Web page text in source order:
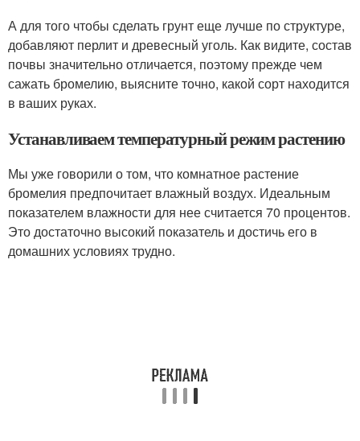
А для того чтобы сделать грунт еще лучше по структуре,
добавляют перлит и древесный уголь. Как видите, состав
почвы значительно отличается, поэтому прежде чем
сажать бромелию, выясните точно, какой сорт находится
в ваших руках.
Устанавливаем температурный режим растению
Мы уже говорили о том, что комнатное растение
бромелия предпочитает влажный воздух. Идеальным
показателем влажности для нее считается 70 процентов.
Это достаточно высокий показатель и достичь его в
домашних условиях трудно.